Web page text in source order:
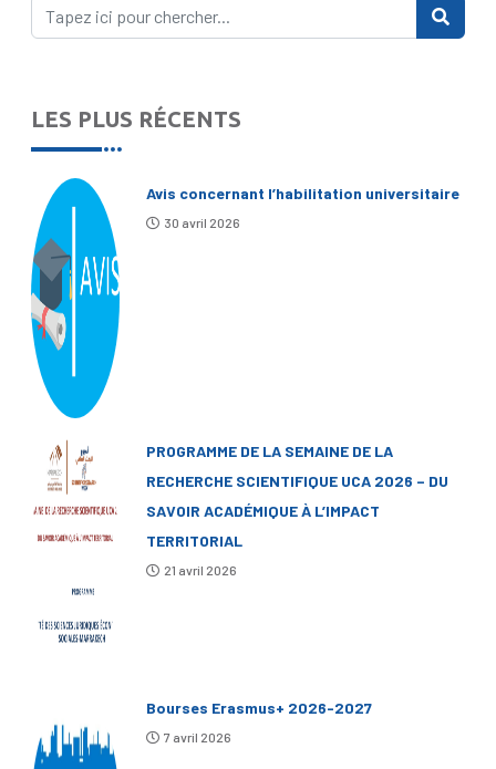
LES PLUS RÉCENTS
Avis concernant l’habilitation universitaire
30 avril 2026
PROGRAMME DE LA SEMAINE DE LA
RECHERCHE SCIENTIFIQUE UCA 2026 – DU
SAVOIR ACADÉMIQUE À L’IMPACT
TERRITORIAL
21 avril 2026
Bourses Erasmus+ 2026-2027
7 avril 2026